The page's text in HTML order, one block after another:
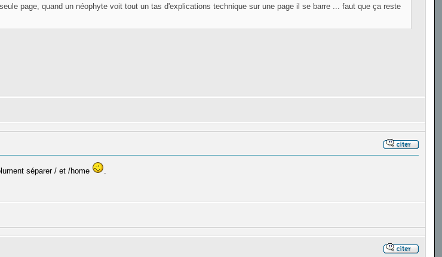
page, quand un néophyte voit tout un tas d'explications technique sur une page il se barre ... faut que ça reste
séparer / et /home .